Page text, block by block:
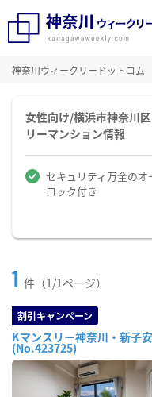
神奈川ウィークリードットコム
女性向け/横浜市神奈川
リーマンション情報
セキュリティ万全のオ
ロック付き
1 件（1/1ページ）
割引キャンペーン
Kマンスリー神奈川・新子
(No.423725)